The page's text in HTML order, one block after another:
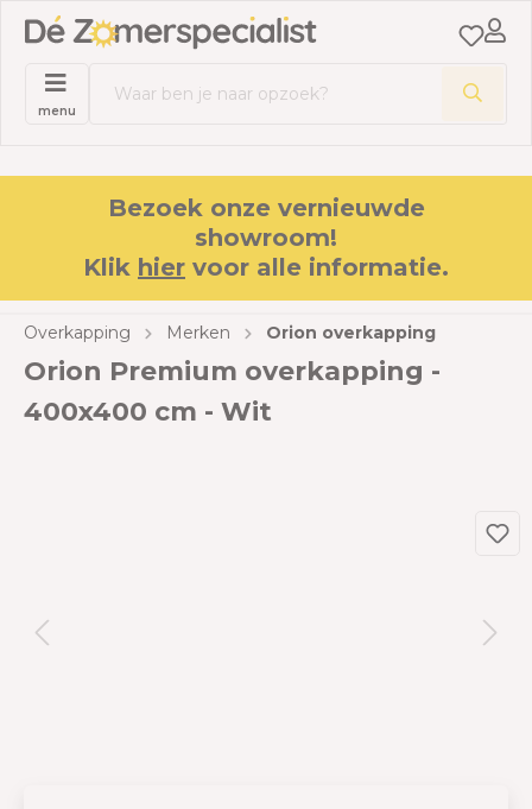
menu
Bezoek onze vernieuwde
showroom!
Klik hier voor alle informatie.
Overkapping Merken Orion overkapping
Orion Premium overkapping -
400x400 cm - Wit